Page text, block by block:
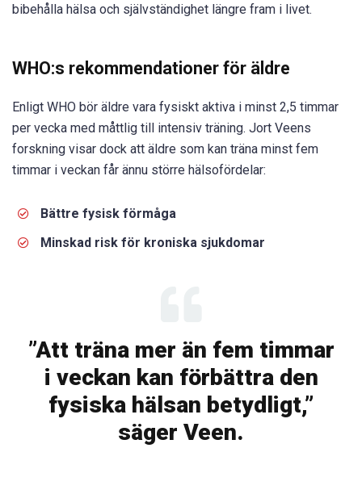
bibehålla hälsa och självständighet längre fram i livet.
WHO:s rekommendationer för äldre
Enligt WHO bör äldre vara fysiskt aktiva i minst 2,5 timmar
per vecka med måttlig till intensiv träning. Jort Veens
forskning visar dock att äldre som kan träna minst fem
timmar i veckan får ännu större hälsofördelar:
Bättre fysisk förmåga
Minskad risk för kroniska sjukdomar
”Att träna mer än fem timmar
i veckan kan förbättra den
fysiska hälsan betydligt,”
säger Veen.